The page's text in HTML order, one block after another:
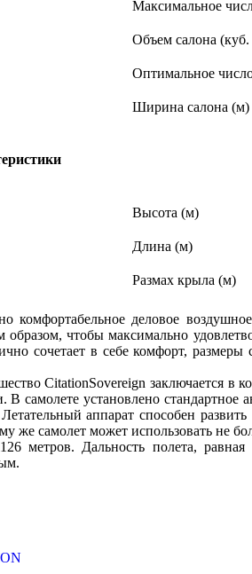
Максимальное
Объем салона
Оптимальное
Ширина салона (м)
Высота (м)
Длина (м)
Размах крыла (м)
комфортабельное деловое
образом, чтобы максимально
сочетает в себе комфорт, размеры
CitationSovereign заключается в
В самолете установлено стандартное
аппарат способен
же самолет может использовать не
метров. Дальность полета,